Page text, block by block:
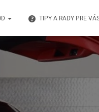
TIPY A RADY PRE